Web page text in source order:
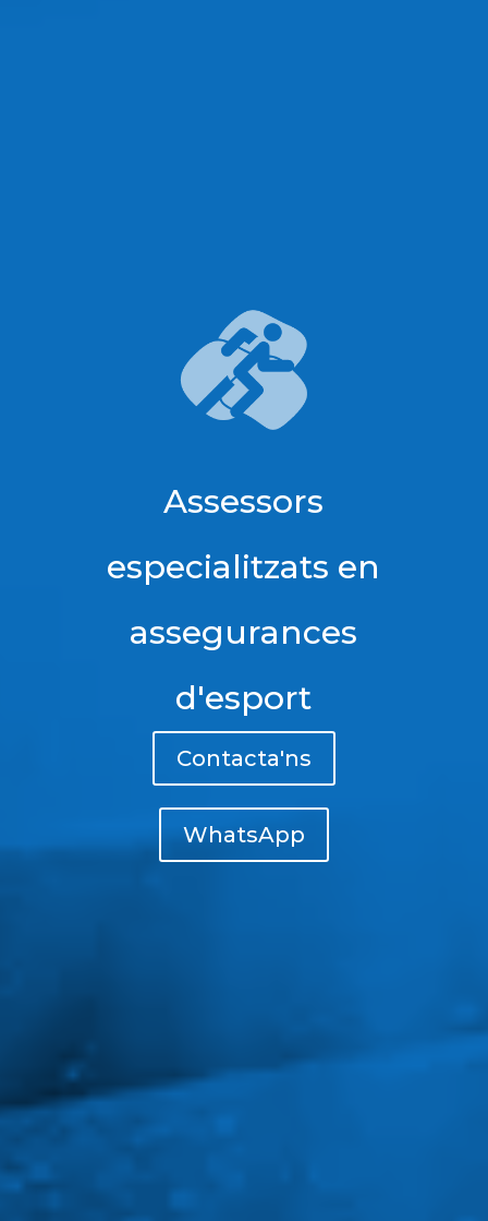
Assessors
especialitzats en
assegurances
d'esport
Contacta'ns
WhatsApp